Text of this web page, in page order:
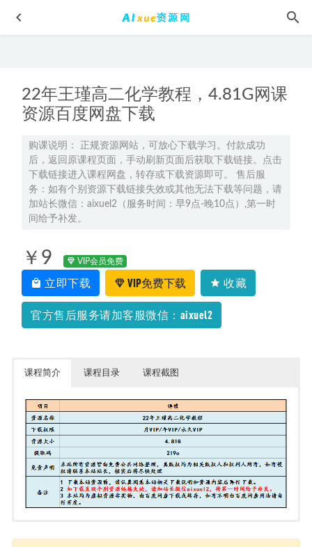
22年王瑾高二化学教程，4.81G网课
资源百度网盘下载
购课说明： 正规资源网站，可放心下载学习。付款成功
后，返回原课程页面，手动刷新页面后获取下载链接。点击
下载链接进入课程网盘，转存或下载资源即可。 售后服
务：如有个别资源下载链接失效或其他无法下载等问题，请
加站长微信：aixuel2（服务时间：早9点-晚10点）,第一时
间给予补发。
￥9 VIP会员免费
立即下载 VIP免费下载 收藏
官方售后服务请加客服微信：aixuel2
课程简介 课程目录 课程截图
├─ 2022寒季 高二化学王堇
学魁榜高中化学网课教程推荐史家昕高中化学秒杀课百度云
资源下载 2022-09-15
2025于冲高三物理一轮复习暑假班 2024-07-02
2024孙国勇高三地理二三轮复习寒春班
（暑/秋/寒/春班） 2023-06-07
2026姜婷婷高三物理三轮复习高考押题课 2026-05-08